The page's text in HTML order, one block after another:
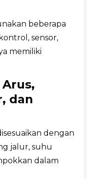
beberapa
sensor,
memiliki
dan
dengan
jalur, suhu
dalam